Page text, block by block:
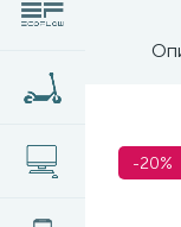
-20%